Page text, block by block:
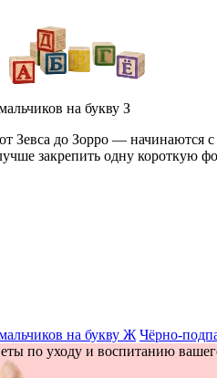
на букву З
Зевса до Зорро — начинаются с
закрепить одну короткую
на букву Ж Чёрно-
по уходу и воспитанию